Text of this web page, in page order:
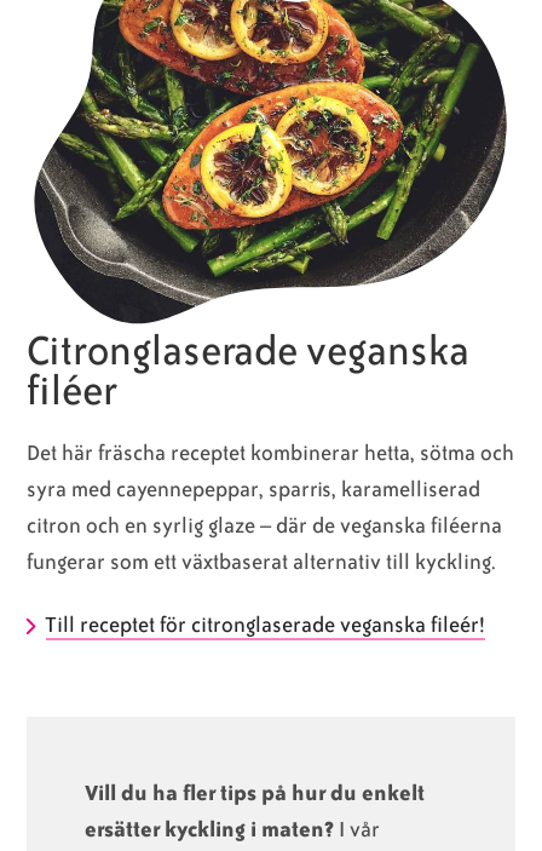
Citronglaserade veganska
filéer
Det här fräscha receptet kombinerar hetta, sötma och
syra med cayennepeppar, sparris, karamelliserad
citron och en syrlig glaze – där de veganska filéerna
fungerar som ett växtbaserat alternativ till kyckling.
Till receptet för citronglaserade veganska fileér!
Vill du ha fler tips på hur du enkelt
ersätter kyckling i maten? I vår